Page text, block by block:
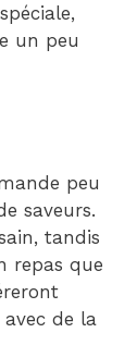
un peu
peu
saveurs.
tandis
repas que
de la